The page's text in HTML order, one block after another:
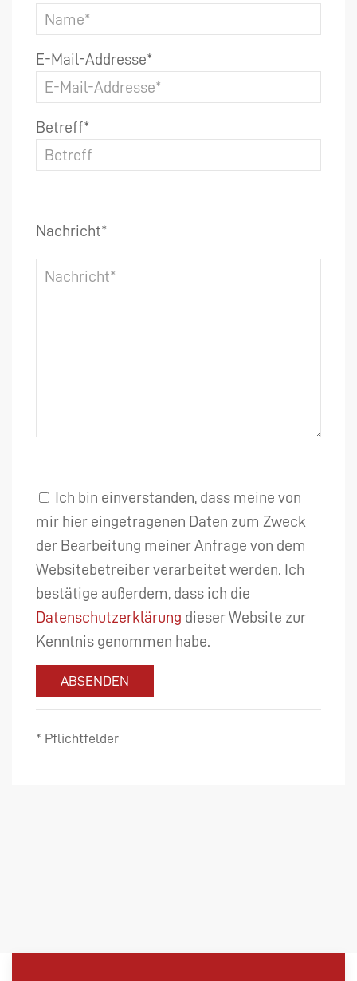
E-Mail-Addresse*
Betreff*
Nachricht*
Ich bin einverstanden, dass meine von
mir hier eingetragenen Daten zum Zweck
der Bearbeitung meiner Anfrage von dem
Websitebetreiber verarbeitet werden. Ich
bestätige außerdem, dass ich die
Datenschutzerklärung dieser Website zur
Kenntnis genommen habe.
ABSENDEN
* Pflichtfelder